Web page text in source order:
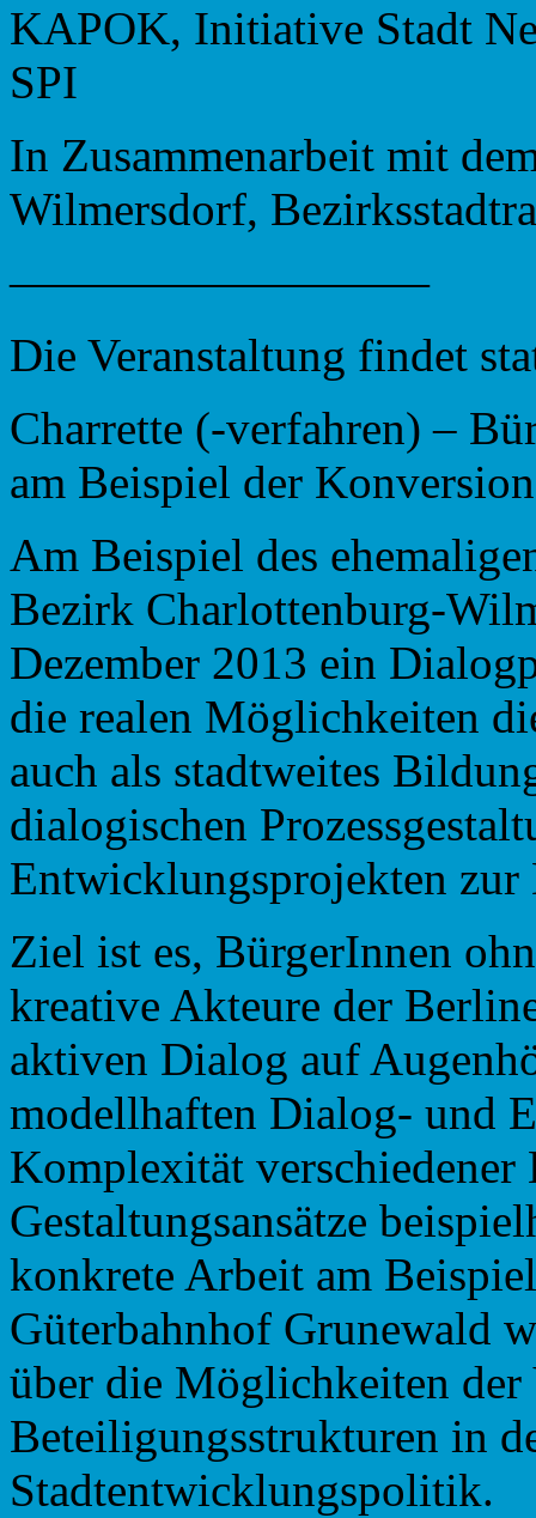
KAPOK, Initiative Stadt
SPI
In Zusammenarbeit mit
Wilmersdorf,
—————————
Die Veranstaltung findet
Charrette (-verfahren) –
am Beispiel der
Am Beispiel des
Bezirk Charlottenburg-
Dezember 2013 ein
die realen Möglichkeiten
auch als stadtweites
dialogischen
Entwicklungsprojekten zur
Ziel ist es, BürgerInnen
kreative Akteure der
aktiven Dialog auf
modellhaften Dialog- und
Komplexität verschiedener
Gestaltungsansätze
konkrete Arbeit am
Güterbahnhof Grunewald
über die Möglichkeiten
Beteiligungsstrukturen in
Stadtentwicklungspolitik.